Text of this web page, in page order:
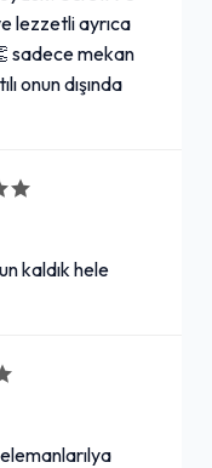
lezzetli ayrıca
sadece mekan
onun dışında
kaldık hele